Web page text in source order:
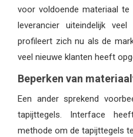
voor voldoende materiaal
leverancier uiteindelijk
profileert zich nu als de
veel nieuwe klanten heeft
Beperken van
Een ander sprekend
tapijttegels. Interface
methode om de tapijttegels